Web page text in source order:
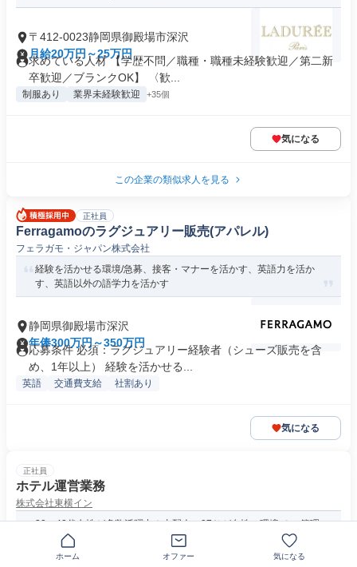
〒412-0023静岡県御殿場市深沢
月給20万円～25万円
求めている人材 【学歴不問／職種・職種未経験歓迎／第二新
卒歓迎／ブランクOK】 〈歓...
制服あり 業界未経験歓迎 +35個
気になる
この企業の類似求人を見る
正社員
Ferragamoのラグジュアリー販売(アパレル)
フェラガモ・ジャパン株式会社
経験を活かせる環境/急募、接客・マナーを活かす、英語力を活か
す、英語以外の語学力を活かす
静岡県御殿場市深沢
年俸300万円～350万円
応募条件 必須：ラグジュアリー経験者（シューズ販売を含
め、1年以上） 経験を活かせる...
英語 交通費支給 社割あり
気になる
正社員
ホテル運営業務
株式会社東横イン
30～40代女性が多数活躍中！支配人の97％が女性の環境で、 管理
職としてキャリアアップを...
ホーム オファー 気になる